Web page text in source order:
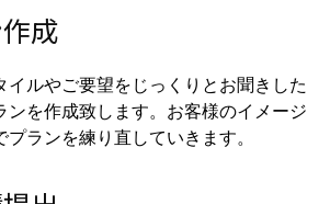
成
イルやご要望をじっくりとお聞きした
ンを作成致します。お客様のイメージ
プランを練り直していきます。